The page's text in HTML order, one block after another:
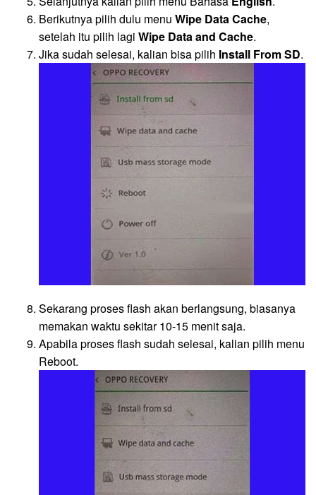
Berikutnya pilih dulu menu Wipe Data Cache,
setelah itu pilih lagi Wipe Data and Cache.
Jika sudah selesai, kalian bisa pilih Install From SD.
Sekarang proses flash akan berlangsung, biasanya
memakan waktu sekitar 10-15 menit saja.
Apabila proses flash sudah selesai, kalian pilih menu
Reboot.